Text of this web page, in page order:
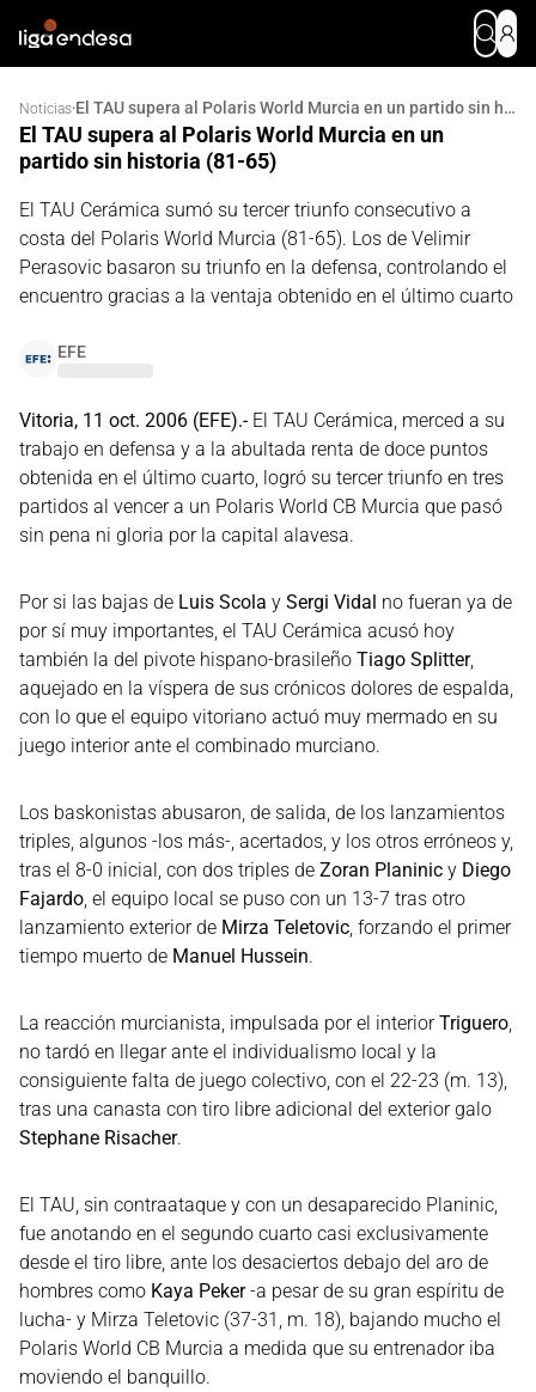
Noticias· El TAU supera al Polaris World Murcia en un partido sin historia (81-65)
El TAU supera al Polaris World Murcia en un
partido sin historia (81-65)
El TAU Cerámica sumó su tercer triunfo consecutivo a
costa del Polaris World Murcia (81-65). Los de Velimir
Perasovic basaron su triunfo en la defensa, controlando el
encuentro gracias a la ventaja obtenido en el último cuarto
EFE
Vitoria, 11 oct. 2006 (EFE).-El TAU Cerámica, merced a su
trabajo en defensa y a la abultada renta de doce puntos
obtenida en el último cuarto, logró su tercer triunfo en tres
partidos al vencer a un Polaris World CB Murcia que pasó
sin pena ni gloria por la capital alavesa.
Por si las bajas de Luis Scola y Sergi Vidal no fueran ya de
por sí muy importantes, el TAU Cerámica acusó hoy
también la del pivote hispano-brasileño Tiago Splitter,
aquejado en la víspera de sus crónicos dolores de espalda,
con lo que el equipo vitoriano actuó muy mermado en su
juego interior ante el combinado murciano.
Los baskonistas abusaron, de salida, de los lanzamientos
triples, algunos -los más-, acertados, y los otros erróneos y,
tras el 8-0 inicial, con dos triples de Zoran Planinic y Diego
Fajardo, el equipo local se puso con un 13-7 tras otro
lanzamiento exterior de Mirza Teletovic, forzando el primer
tiempo muerto de Manuel Hussein.
La reacción murcianista, impulsada por el interiorTriguero,
no tardó en llegar ante el individualismo local y la
consiguiente falta de juego colectivo, con el 22-23 (m. 13),
tras una canasta con tiro libre adicional del exterior galo
Stephane Risacher.
El TAU, sin contraataque y con un desaparecido Planinic,
fue anotando en el segundo cuarto casi exclusivamente
desde el tiro libre, ante los desaciertos debajo del aro de
hombres como Kaya Peker-a pesar de su gran espíritu de
lucha- y Mirza Teletovic (37-31, m. 18), bajando mucho el
Polaris World CB Murcia a medida que su entrenador iba
moviendo el banquillo.